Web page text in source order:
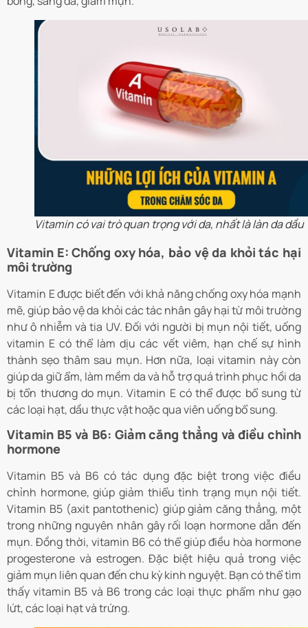
Vitamin có vai trò quan trọng với da, nhất là làn da dầu
Vitamin E: Chống oxy hóa, bảo vệ da khỏi tác hại
môi trường
Vitamin E được biết đến với khả năng chống oxy hóa mạnh
mẽ, giúp bảo vệ da khỏi các tác nhân gây hại từ môi trường
như ô nhiễm và tia UV. Đối với người bị mụn nội tiết, uống
vitamin E có thể làm dịu các vết viêm, hạn chế sự hình
thành sẹo thâm sau mụn. Hơn nữa, loại vitamin này còn
giúp da giữ ẩm, làm mềm da và hỗ trợ quá trình phục hồi da
bị tổn thương do mụn. Vitamin E có thể được bổ sung từ
các loại hạt, dầu thực vật hoặc qua viên uống bổ sung.
Vitamin B5 và B6: Giảm căng thẳng và điều chỉnh
hormone
Vitamin B5 và B6 có tác dụng đặc biệt trong việc điều
chỉnh hormone, giúp giảm thiểu tình trạng mụn nội tiết.
Vitamin B5 (axit pantothenic) giúp giảm căng thẳng, một
trong những nguyên nhân gây rối loạn hormone dẫn đến
mụn. Đồng thời, vitamin B6 có thể giúp điều hòa hormone
progesterone và estrogen. Đặc biệt hiệu quả trong việc
giảm mụn liên quan đến chu kỳ kinh nguyệt. Bạn có thể tìm
thấy vitamin B5 và B6 trong các loại thực phẩm như gạo
lứt, các loại hạt và trứng.